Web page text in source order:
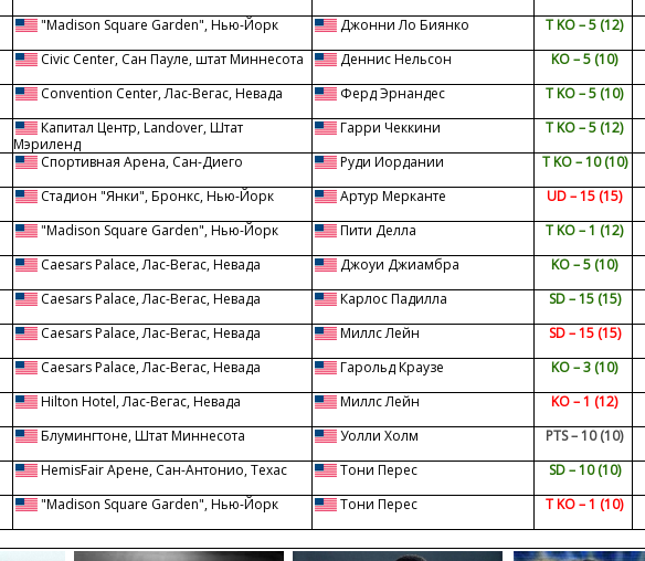
"Madison Square Garden", Нью-Йорк Джонни Ло Биянко T KO – 5 (12)
Civic Center, Сан Пауле, штат Миннесота Деннис Нельсон KO – 5 (10)
Convention Center, Лас-Вегас, Невада Ферд Эрнандес T KO – 5 (10)
Капитал Центр, Landover, Штат
Мэриленд
Гарри Чеккини T KO – 5 (12)
Спортивная Арена, Сан-Диего Руди Иордании T KO – 10 (10)
Стадион "Янки", Бронкс, Нью-Йорк Артур Мерканте UD – 15 (15)
"Madison Square Garden", Нью-Йорк Пити Делла T KO – 1 (12)
Caesars Palace, Лас-Вегас, Невада Джоуи Джиамбра KO – 5 (10)
Caesars Palace, Лас-Вегас, Невада Карлос Падилла SD – 15 (15)
Caesars Palace, Лас-Вегас, Невада Миллс Лейн SD – 15 (15)
Caesars Palace, Лас-Вегас, Невада Гарольд Краузе KO – 3 (10)
Hilton Hotel, Лас-Вегас, Невада Миллс Лейн KO – 1 (12)
Блумингтоне, Штат Миннесота Уолли Холм PTS – 10 (10)
HemisFair Арене, Сан-Антонио, Техас Тони Перес SD – 10 (10)
"Madison Square Garden", Нью-Йорк Тони Перес T KO – 1 (10)